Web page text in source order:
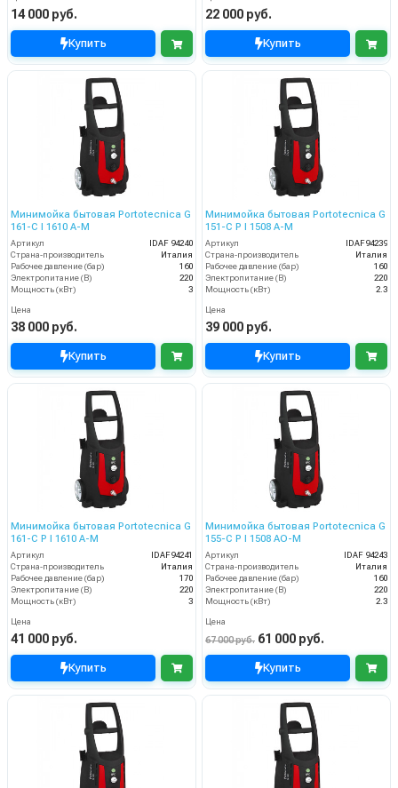
14 000 руб.
Купить
22 000 руб.
Купить
Минимойка бытовая Portotecnica G
161-C I 1610 A-M
Артикул
IDAF 94240
Страна-производитель
Италия
Рабочее давление (бар)
160
Электропитание (В)
220
Мощность (кВт)
3
Цена
38 000 руб.
Купить
Минимойка бытовая Portotecnica G
151-C P I 1508 A-M
Артикул
IDAF94239
Страна-производитель
Италия
Рабочее давление (бар)
160
Электропитание (В)
220
Мощность (кВт)
2.3
Цена
39 000 руб.
Купить
Минимойка бытовая Portotecnica G
161-C P I 1610 A-M
Артикул
IDAF94241
Страна-производитель
Италия
Рабочее давление (бар)
170
Электропитание (В)
220
Мощность (кВт)
3
Цена
41 000 руб.
Купить
Минимойка бытовая Portotecnica G
155-C P I 1508 AO-M
Артикул
IDAF 94243
Страна-производитель
Италия
Рабочее давление (бар)
160
Электропитание (В)
220
Мощность (кВт)
2.3
Цена
67 000 руб. 61 000 руб.
Купить